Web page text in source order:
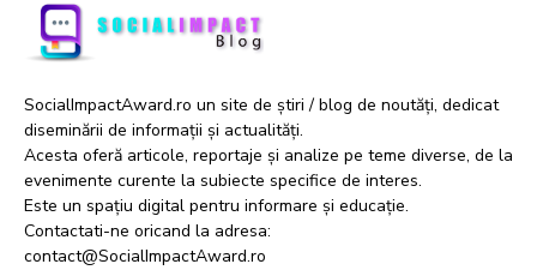
SocialImpactAward.ro un site de știri / blog de noutăți, dedicat
diseminării de informații și actualități.
Acesta oferă articole, reportaje și analize pe teme diverse, de la
evenimente curente la subiecte specifice de interes.
Este un spațiu digital pentru informare și educație.
Contactati-ne oricand la adresa:
contact@SocialImpactAward.ro